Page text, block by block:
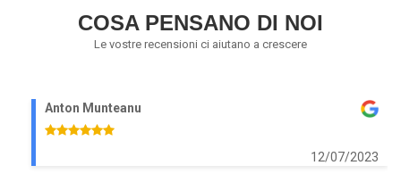
COSA PENSANO DI NOI
Le vostre recensioni ci aiutano a crescere
Anton Munteanu
12/07/2023